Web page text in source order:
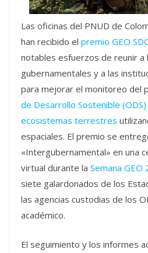
Las oficinas del PNUD de
han recibido el premio GEO
notables esfuerzos de reunir a
gubernamentales y a las
para mejorar el monitoreo del
de Desarrollo Sostenible
ecosistemas terrestres
espaciales. El premio se
«Intergubernamental» en una
virtual durante la Semana GEO
siete galardonados de los
las agencias custodias de los
académico.
El seguimiento y los informes